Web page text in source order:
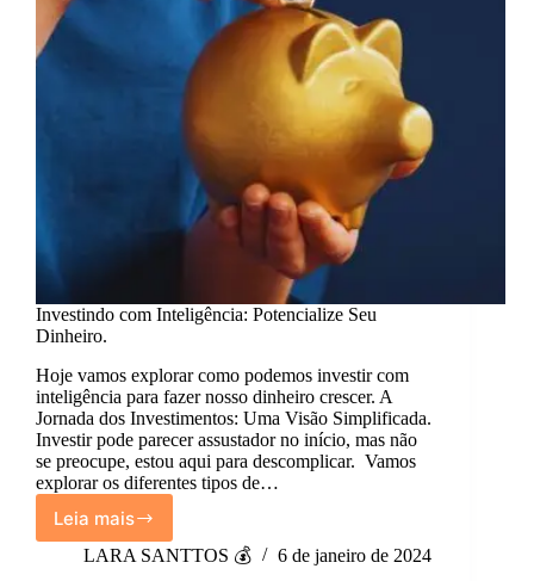
Investindo com Inteligência: Potencialize Seu
Dinheiro.
Hoje vamos explorar como podemos investir com
inteligência para fazer nosso dinheiro crescer. A
Jornada dos Investimentos: Uma Visão Simplificada.
Investir pode parecer assustador no início, mas não
se preocupe, estou aqui para descomplicar. Vamos
explorar os diferentes tipos de…
Leia maisInvestindo
com
LARA SANTTOS 💰 6 de janeiro de 2024